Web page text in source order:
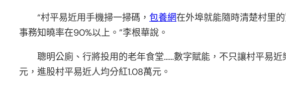
“村平易近用手機掃一掃碼， 包養網在外埠就能隨時清楚村里
事務知曉率在90%以上。”李根華說。
聰明公廁、行將投用的老年食堂……數字賦能，不只讓村平易
元，進股村平易近人均分紅1.08萬元。